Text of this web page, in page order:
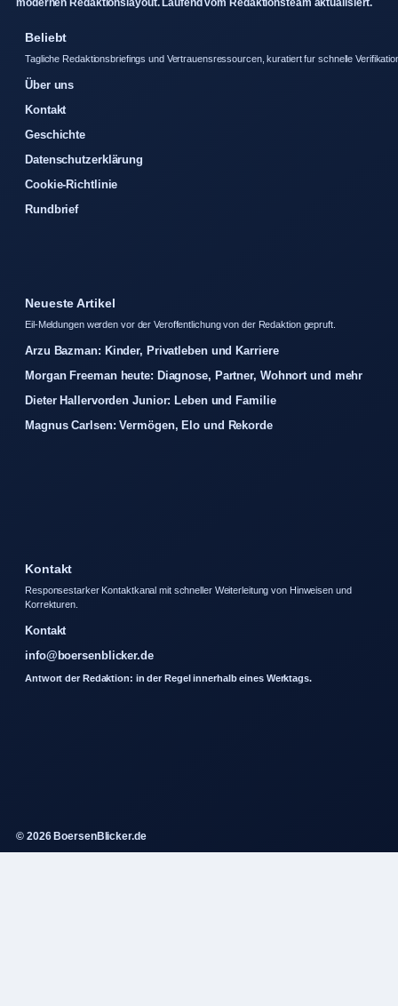
modernen Redaktionslayout. Laufend vom Redaktionsteam aktualisiert.
Beliebt
Tagliche Redaktionsbriefings und Vertrauensressourcen, kuratiert fur schnelle
Über uns
Kontakt
Geschichte
Datenschutzerklärung
Cookie-Richtlinie
Rundbrief
Neueste Artikel
Eil-Meldungen werden vor der Veroffentlichung von der Redaktion gepruft.
Arzu Bazman: Kinder, Privatleben und Karriere
Morgan Freeman heute: Diagnose, Partner, Wohnort und mehr
Dieter Hallervorden Junior: Leben und Familie
Magnus Carlsen: Vermögen, Elo und Rekorde
Kontakt
Responsestarker Kontaktkanal mit schneller Weiterleitung von Hinweisen und
Korrekturen.
Kontakt
info@boersenblicker.de
Antwort der Redaktion: in der Regel innerhalb eines Werktags.
© 2026 BoersenBlicker.de